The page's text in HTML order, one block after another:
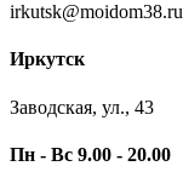
irkutsk@moidom38.ru
Иркутск
Заводская, ул., 43
Пн - Вс 9.00 - 20.00